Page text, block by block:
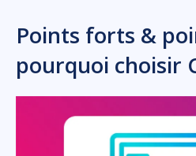
Points forts &
pourquoi choisir